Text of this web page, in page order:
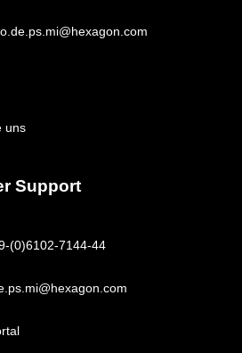
uns
Support
(0)6102-7144-44